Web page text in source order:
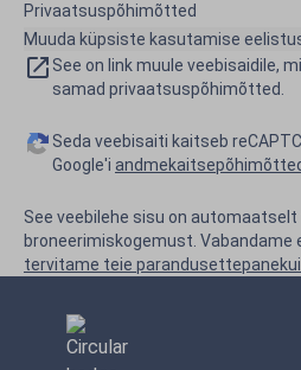
Privaatsuspõhimõtted
Muuda küpsiste kasutamise
See on link muule veebisaidile,
samad privaatsuspõhimõtted.
Seda veebisaiti kaitseb
Google'i
See veebilehe sisu on
broneerimiskogemust.
tervitame teie